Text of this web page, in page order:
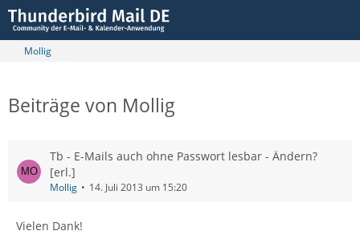
Mollig
Beiträge von Mollig
Tb - E-Mails auch ohne Passwort lesbar - Ändern?
[erl.]
Mollig 14. Juli 2013 um 15:20
Vielen Dank!